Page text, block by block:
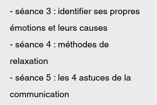
- séance 3 : identifier ses propres
émotions et leurs causes
- séance 4 : méthodes de
relaxation
- séance 5 : les 4 astuces de la
communication